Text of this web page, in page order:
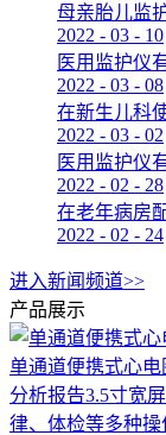
母亲胎儿监
2022 - 03 - 10
医用监护仪
2022 - 03 - 08
在新生儿科
2022 - 03 - 02
医用监护仪
2022 - 02 - 28
在老年病房
2022 - 02 - 24
进入新闻频道>>
产品展示
单通道便携式心电
分析报告3.5寸宽
律、体检等多种